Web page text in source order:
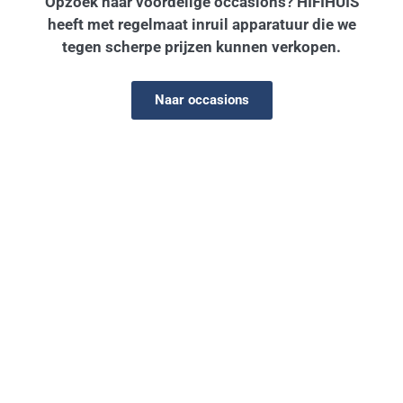
heeft met regelmaat inruil apparatuur die we
tegen scherpe prijzen kunnen verkopen.
Naar occasions